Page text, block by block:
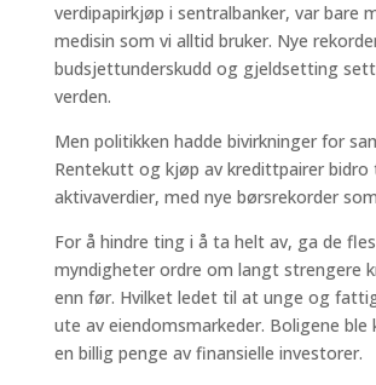
verdipapirkjøp i sentralbanker, var bare
medisin som vi alltid bruker. Nye
budsjettunderskudd og gjeldsetting
verden.
Men politikken hadde bivirkninger for
Rentekutt og kjøp av kredittpairer bidro
aktivaverdier, med nye børsrekorder
For å hindre ting i å ta helt av, ga de
myndigheter ordre om langt strengere
enn før. Hvilket ledet til at unge og
ute av eiendomsmarkeder. Boligene
en billig penge av finansielle investorer.